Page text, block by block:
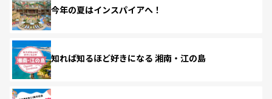
今年の夏はインスパイアへ！
知れば知るほど好きになる 湘南・江の島